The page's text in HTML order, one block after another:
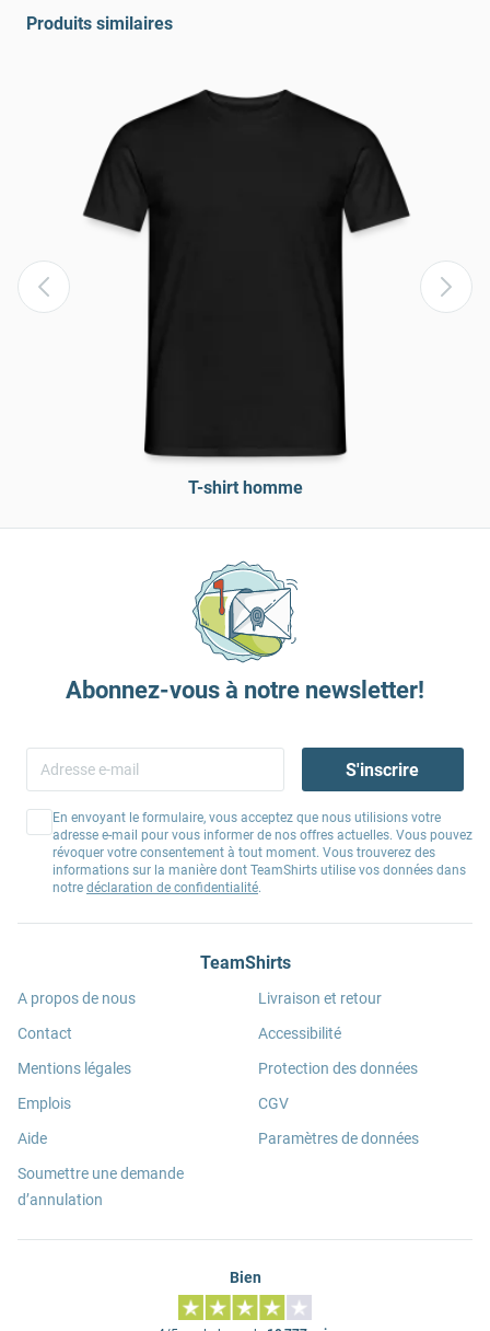
Produits similaires
T-shirt homme
Abonnez-vous à notre newsletter!
S'inscrire
En envoyant le formulaire, vous acceptez que nous utilisions votre
adresse e-mail pour vous informer de nos offres actuelles. Vous pouvez
révoquer votre consentement à tout moment. Vous trouverez des
informations sur la manière dont TeamShirts utilise vos données dans
notre déclaration de confidentialité.
TeamShirts
A propos de nous
Contact
Mentions légales
Emplois
Aide
Soumettre une demande
d’annulation
Livraison et retour
Accessibilité
Protection des données
CGV
Paramètres de données
Bien